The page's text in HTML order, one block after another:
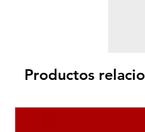
Productos